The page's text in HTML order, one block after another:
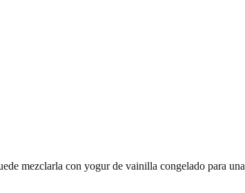
mezclarla con yogur de vainilla congelado para una